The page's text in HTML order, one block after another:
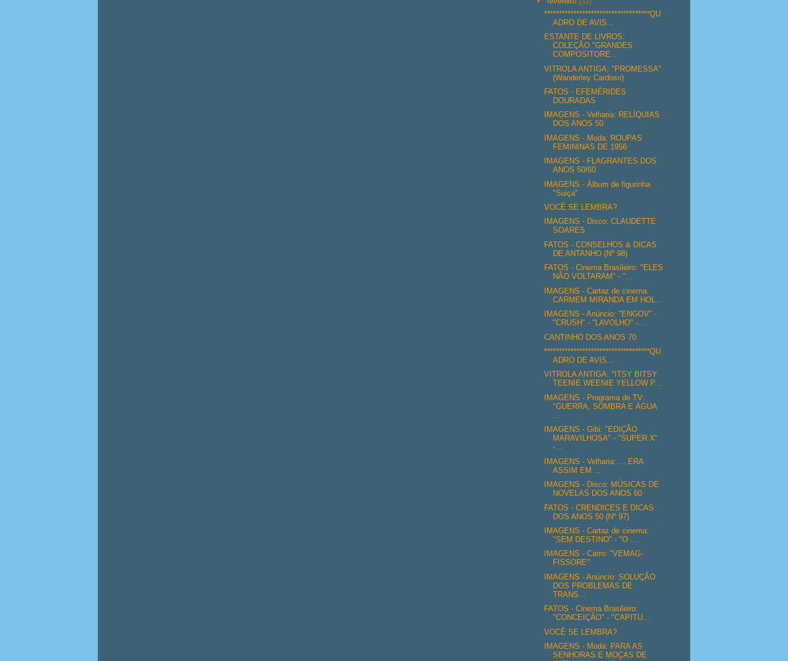
************************************QU
ADRO DE AVIS...
ESTANTE DE LIVROS:
COLEÇÃO "GRANDES
COMPOSITORE...
VITROLA ANTIGA: "PROMESSA"
(Wanderley Cardoso)
FATOS - EFEMÉRIDES
DOURADAS
IMAGENS - Velharia: RELÍQUIAS
DOS ANOS 50
IMAGENS - Moda: ROUPAS
FEMININAS DE 1956
IMAGENS - FLAGRANTES DOS
ANOS 50/60
IMAGENS - Álbum de figurinha
"Suiça"
VOCÊ SE LEMBRA?
IMAGENS - Disco: CLAUDETTE
SOARES
FATOS - CONSELHOS & DICAS
DE ANTANHO (Nº 98)
FATOS - Cinema Brasileiro: "ELES
NÃO VOLTARAM" - "...
IMAGENS - Cartaz de cinema:
CARMEM MIRANDA EM HOL...
IMAGENS - Anúncio: "ENGOV" -
"CRUSH" - "LAVOLHO" -...
CANTINHO DOS ANOS 70
************************************QU
ADRO DE AVIS...
VITROLA ANTIGA: "ITSY BITSY
TEENIE WEENIE YELLOW P...
IMAGENS - Programa de TV:
"GUERRA, SOMBRA E ÁGUA
...
IMAGENS - Gibi: "EDIÇÃO
MARAVILHOSA" - "SUPER X"
-...
IMAGENS - Velharia: ... ERA
ASSIM EM ...
IMAGENS - Disco: MÚSICAS DE
NOVELAS DOS ANOS 60
FATOS - CRENDICES E DICAS
DOS ANOS 50 (Nº 97)
IMAGENS - Cartaz de cinema:
"SEM DESTINO" - "O ...
IMAGENS - Carro: "VEMAG-
FISSORE"
IMAGENS - Anúncio: SOLUÇÃO
DOS PROBLEMAS DE
TRANS...
FATOS - Cinema Brasileiro:
"CONCEIÇÃO" - "CAPITU...
VOCÊ SE LEMBRA?
IMAGENS - Moda: PARA AS
SENHORAS E MOÇAS DE